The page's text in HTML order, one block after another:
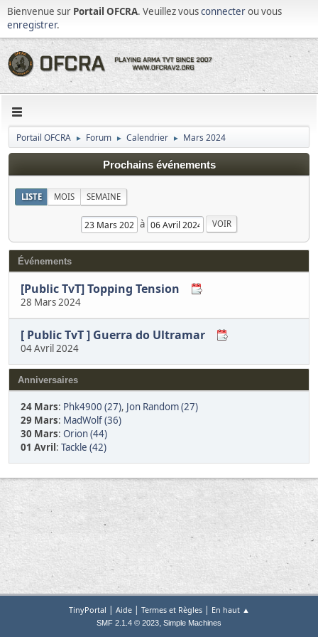
Bienvenue sur Portail OFCRA. Veuillez vousconnecterou vous
enregistrer.
Portail OFCRA ► Forum ► Calendrier ► Mars 2024
Prochains événements
LISTE MOIS SEMAINE
à
Événements
[Public TvT] Topping Tension
28 Mars 2024
[ Public TvT ] Guerra do Ultramar
04 Avril 2024
Anniversaires
24 Mars: Phk4900 (27), Jon Random (27)
29 Mars: MadWolf (36)
30 Mars: Orion (44)
01 Avril: Tackle (42)
TinyPortal | Aide| Termes et Règles| En haut ▲
SMF 2.1.4 © 2023, Simple Machines